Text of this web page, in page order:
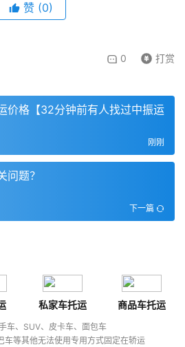
赞 (0)
0 打赏
价格【32分钟前有人找过中振运
刚刚
问题？
下一篇
私家车托运 商品车托运
车、SUV、皮卡车、面包车
车等其他无法使用专用方式固定在轿运